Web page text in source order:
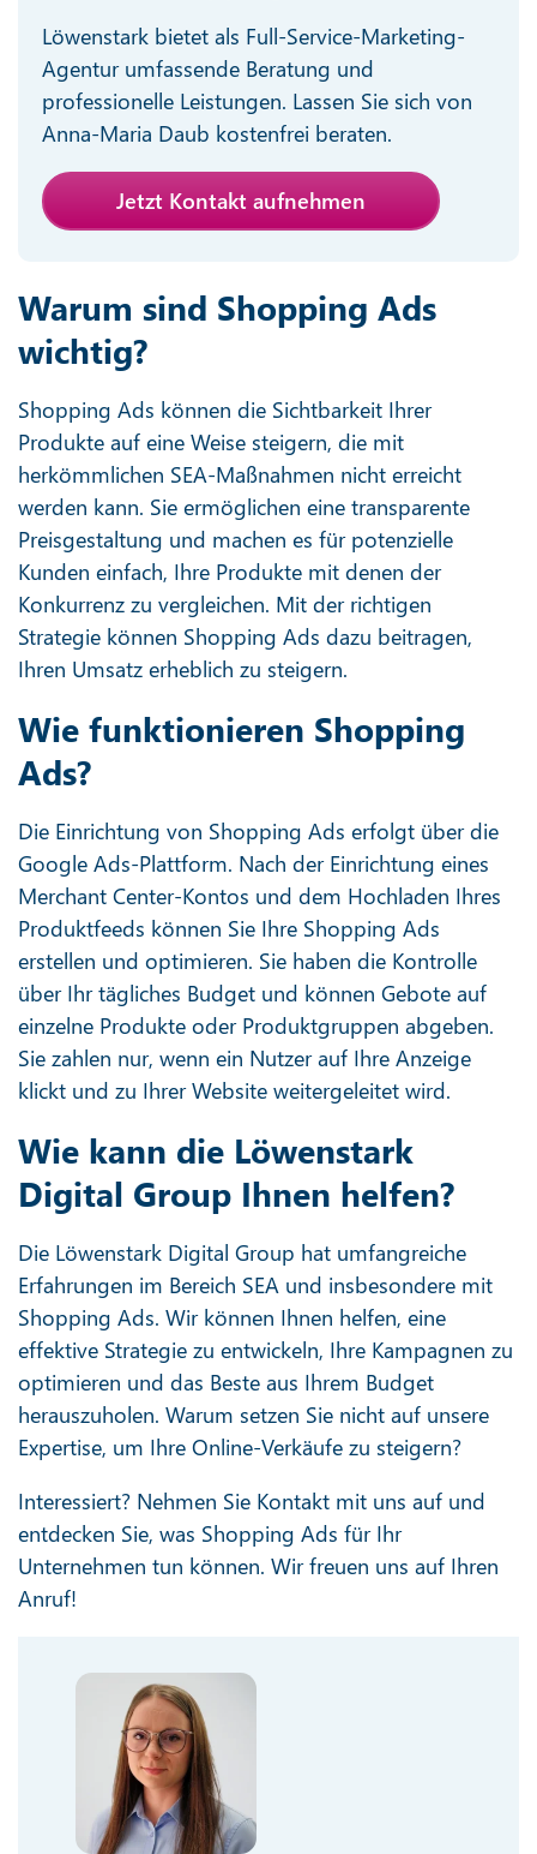
Löwenstark bietet als Full-Service-Marketing-
Agentur umfassende Beratung und
professionelle Leistungen. Lassen Sie sich von
Anna-Maria Daub kostenfrei beraten.
Jetzt Kontakt aufnehmen
Warum sind Shopping Ads
wichtig?
Shopping Ads können die Sichtbarkeit Ihrer
Produkte auf eine Weise steigern, die mit
herkömmlichen SEA-Maßnahmen nicht erreicht
werden kann. Sie ermöglichen eine transparente
Preisgestaltung und machen es für potenzielle
Kunden einfach, Ihre Produkte mit denen der
Konkurrenz zu vergleichen. Mit der richtigen
Strategie können Shopping Ads dazu beitragen,
Ihren Umsatz erheblich zu steigern.
Wie funktionieren Shopping
Ads?
Die Einrichtung von Shopping Ads erfolgt über die
Google Ads-Plattform. Nach der Einrichtung eines
Merchant Center-Kontos und dem Hochladen Ihres
Produktfeeds können Sie Ihre Shopping Ads
erstellen und optimieren. Sie haben die Kontrolle
über Ihr tägliches Budget und können Gebote auf
einzelne Produkte oder Produktgruppen abgeben.
Sie zahlen nur, wenn ein Nutzer auf Ihre Anzeige
klickt und zu Ihrer Website weitergeleitet wird.
Wie kann die Löwenstark
Digital Group Ihnen helfen?
Die Löwenstark Digital Group hat umfangreiche
Erfahrungen im Bereich SEA und insbesondere mit
Shopping Ads. Wir können Ihnen helfen, eine
effektive Strategie zu entwickeln, Ihre Kampagnen zu
optimieren und das Beste aus Ihrem Budget
herauszuholen. Warum setzen Sie nicht auf unsere
Expertise, um Ihre Online-Verkäufe zu steigern?
Interessiert? Nehmen Sie Kontakt mit uns auf und
entdecken Sie, was Shopping Ads für Ihr
Unternehmen tun können. Wir freuen uns auf Ihren
Anruf!